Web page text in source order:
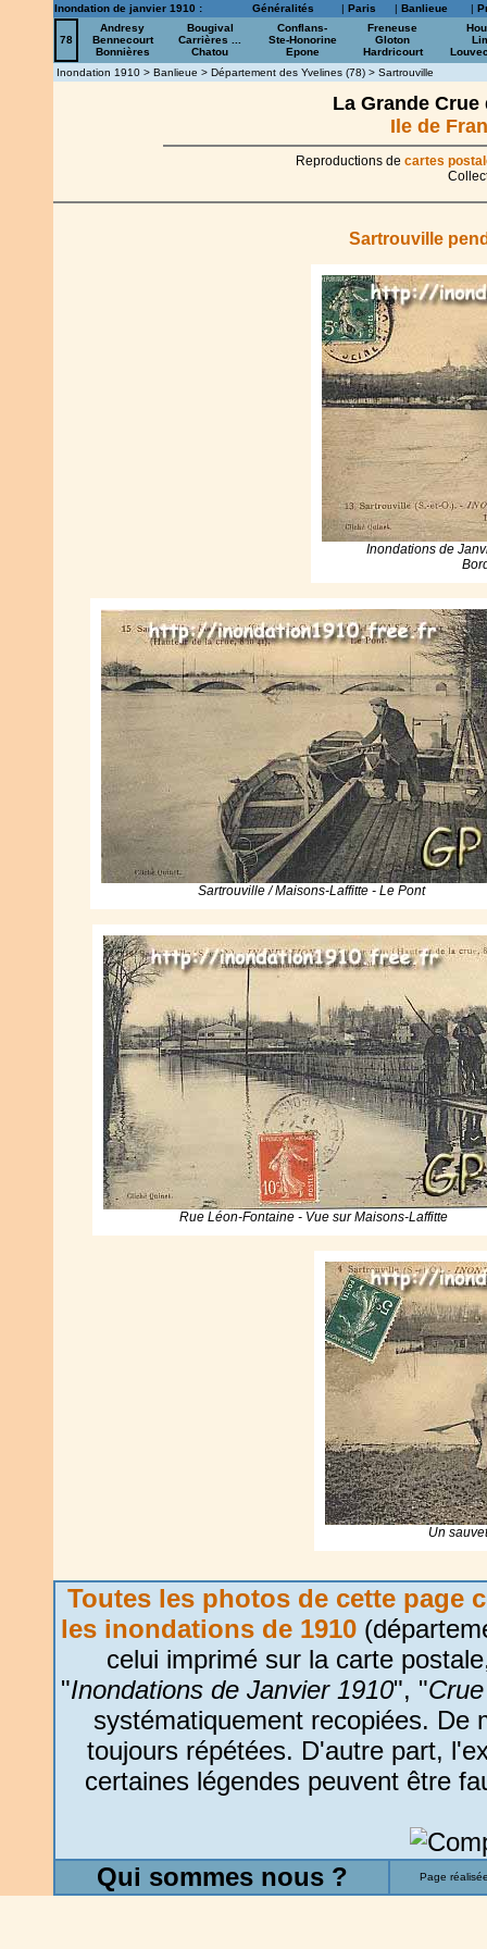
Inondation de janvier 1910 : Généralités | Paris | Banlieue |
78
Andresy
Bennecourt
Bonnières
Bougival
Carrières ...
Chatou
Conflans-
Ste-Honorine
Epone
Freneuse
Gloton
Hardricourt
Inondation 1910 > Banlieue > Département des Yvelines (78) > Sartrouville
La Grande Crue
Ile de
Reproductions de cartes
Sartrouville
Inondations de
Sartrouville / Maisons-Laffitte - Le Pont
Rue Léon-Fontaine - Vue sur Maisons-Laffitte
Un
Toutes les photos de cette page
les inondations de 1910
celui imprimé sur la carte
"Inondations de Janvier 1910", "
systématiquement recopiées. De
toujours répétées. D'autre part,
certaines légendes peuvent être
Qui sommes nous ? Page